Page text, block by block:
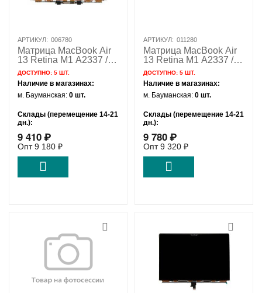
АРТИКУЛ: 006780
Матрица MacBook Air
13 Retina M1 A2337 /
AAA
ДОСТУПНО:5 ШТ.
Наличие в магазинах:
м. Бауманская:0 шт.
Склады (перемещение 14-21
дн.):
Удаленный склад:
9 410₽
Опт9 180 ₽
АРТИКУЛ: 011280
Матрица MacBook Air
13 Retina M1 A2337 /
BOE Orig
ДОСТУПНО:5 ШТ.
Наличие в магазинах:
м. Бауманская:0 шт.
Склады (перемещение 14-21
дн.):
Удаленный склад:
9 780₽
Опт9 320 ₽